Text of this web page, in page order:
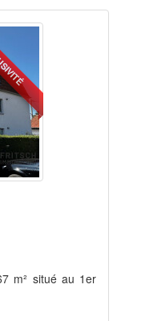
m² situé au 1er